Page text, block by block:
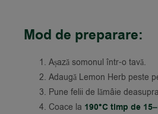
Mod de preparare:
Așază somonul într-o tavă.
Adaugă Lemon Herb peste
Pune felii de lămâie
Coace la 190°C timp de